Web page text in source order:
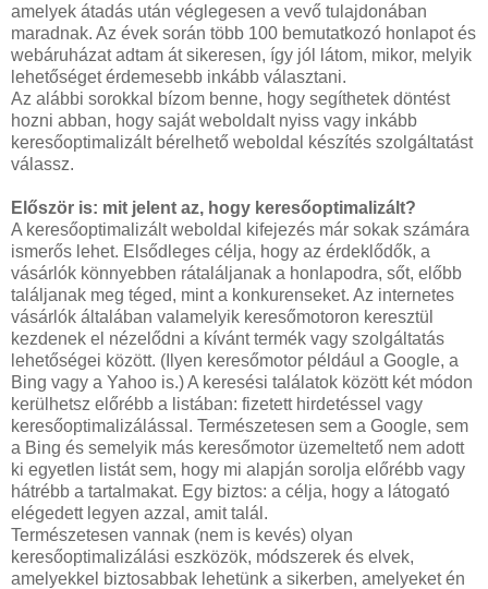
amelyek átadás után véglegesen a vevő tulajdonában
maradnak. Az évek során több 100 bemutatkozó honlapot és
webáruházat adtam át sikeresen, így jól látom, mikor, melyik
lehetőséget érdemesebb inkább választani.
Az alábbi sorokkal bízom benne, hogy segíthetek döntést
hozni abban, hogy saját weboldalt nyiss vagy inkább
keresőoptimalizált bérelhető weboldal készítés szolgáltatást
válassz.
Először is: mit jelent az, hogy keresőoptimalizált?
A keresőoptimalizált weboldal kifejezés már sokak számára
ismerős lehet. Elsődleges célja, hogy az érdeklődők, a
vásárlók könnyebben rátaláljanak a honlapodra, sőt, előbb
találjanak meg téged, mint a konkurenseket. Az internetes
vásárlók általában valamelyik keresőmotoron keresztül
kezdenek el nézelődni a kívánt termék vagy szolgáltatás
lehetőségei között. (Ilyen keresőmotor például a Google, a
Bing vagy a Yahoo is.) A keresési találatok között két módon
kerülhetsz előrébb a listában: fizetett hirdetéssel vagy
keresőoptimalizálással. Természetesen sem a Google, sem
a Bing és semelyik más keresőmotor üzemeltető nem adott
ki egyetlen listát sem, hogy mi alapján sorolja előrébb vagy
hátrébb a tartalmakat. Egy biztos: a célja, hogy a látogató
elégedett legyen azzal, amit talál.
Természetesen vannak (nem is kevés) olyan
keresőoptimalizálási eszközök, módszerek és elvek,
amelyekkel biztosabbak lehetünk a sikerben, amelyeket én